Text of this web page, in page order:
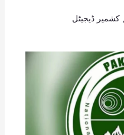
کشمیر ڈیجیٹل